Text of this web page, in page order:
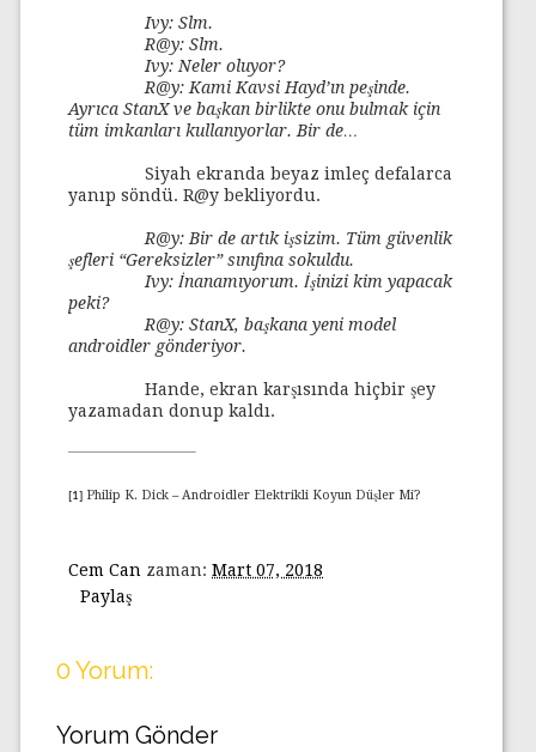
Ivy: Slm.
R@y: Slm.
Ivy: Neler oluyor?
R@y: Kami Kavsi Hayd’ın peşinde.
Ayrıca StanX ve başkan birlikte onu bulmak için
tüm imkanları kullanıyorlar. Bir de…
Siyah ekranda beyaz imleç defalarca
yanıp söndü. R@y bekliyordu.
R@y: Bir de artık işsizim. Tüm güvenlik
şefleri “Gereksizler” sınıfına sokuldu.
Ivy: İnanamıyorum. İşinizi kim yapacak
peki?
R@y: StanX, başkana yeni model
androidler gönderiyor.
Hande, ekran karşısında hiçbir şey
yazamadan donup kaldı.
[1] Philip K. Dick – Androidler Elektrikli Koyun Düşler Mi?
Cem Can zaman: Mart 07, 2018
Paylaş
0 Yorum:
Yorum Gönder